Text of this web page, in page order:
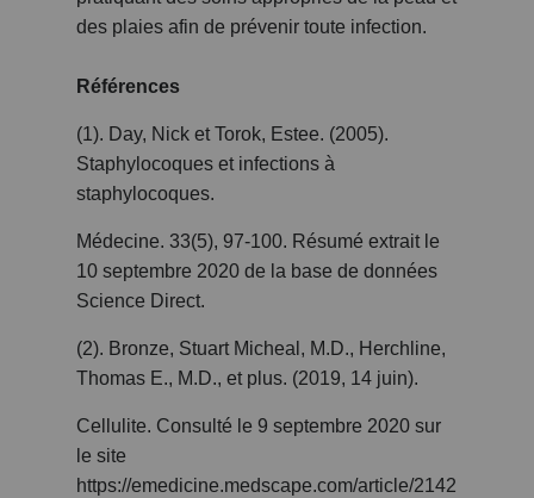
des plaies afin de prévenir toute infection.
Références
(1). Day, Nick et Torok, Estee. (2005).
Staphylocoques et infections à
staphylocoques.
Médecine. 33(5), 97-100. Résumé extrait le
10 septembre 2020 de la base de données
Science Direct.
(2). Bronze, Stuart Micheal, M.D., Herchline,
Thomas E., M.D., et plus. (2019, 14 juin).
Cellulite. Consulté le 9 septembre 2020 sur
le site
https://emedicine.medscape.com/article/2142